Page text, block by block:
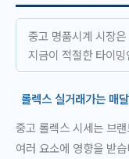
중고 명품시계 시장
지금이 적절한 타이
롤렉스 실거래가는 매
중고 롤렉스 시세는 브
여러 요소에 영향을 받